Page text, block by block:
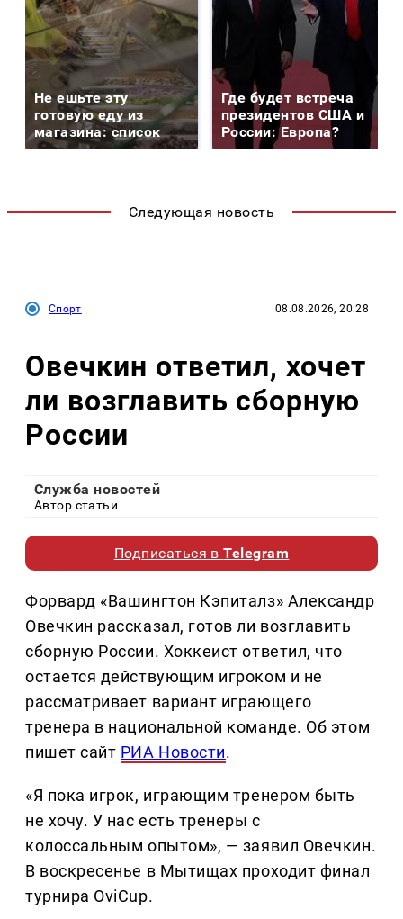
Не ешьте эту
готовую еду из
магазина: список
Где будет встреча
президентов США и
России: Европа?
Следующая новость
Спорт 08.08.2026, 20:28
Овечкин ответил, хочет
ли возглавить сборную
России
Служба новостей
Автор статьи
Подписаться вTelegram
Форвард «Вашингтон Кэпиталз» Александр
Овечкин рассказал, готов ли возглавить
сборную России. Хоккеист ответил, что
остается действующим игроком и не
рассматривает вариант играющего
тренера в национальной команде. Об этом
пишет сайт РИА Новости.
«Я пока игрок, играющим тренером быть
не хочу. У нас есть тренеры с
колоссальным опытом», — заявил Овечкин.
В воскресенье в Мытищах проходит финал
турнира OviCup.